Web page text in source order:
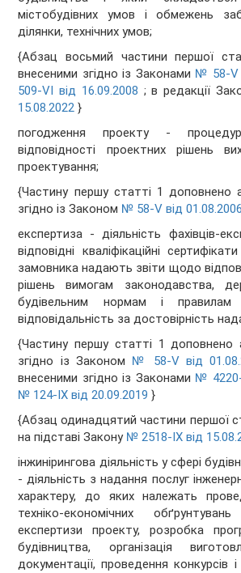
містобудівних умов і обмежень
ділянки, технічних умов;
{Абзац восьмий частини першої
внесеними згідно із Законами № 58-V
509-VI від 16.09.2008 ; в редакції
15.08.2022 }
погодження проекту -
відповідності проектних рішень
проектування;
{Частину першу статті 1 доповнено
згідно із Законом № 58-V від 01.08.2006
експертиза - діяльність фахівців-
відповідні кваліфікаційні
замовника надають звіти щодо
рішень вимогам законодавства,
будівельним нормам і
відповідальність за достовірність
{Частину першу статті 1
згідно із Законом № 58-V від
внесеними згідно із Законами № 4220-
№ 124-IX від 20.09.2019 }
{Абзац одинадцятий частини першої
на підставі Закону № 2518-IX від
інжинірингова діяльність у сфері
- діяльність з надання послуг
характеру, до яких належать
техніко-економічних
експертизи проекту, розробка
будівництва, організація
документації, проведення конкурсів